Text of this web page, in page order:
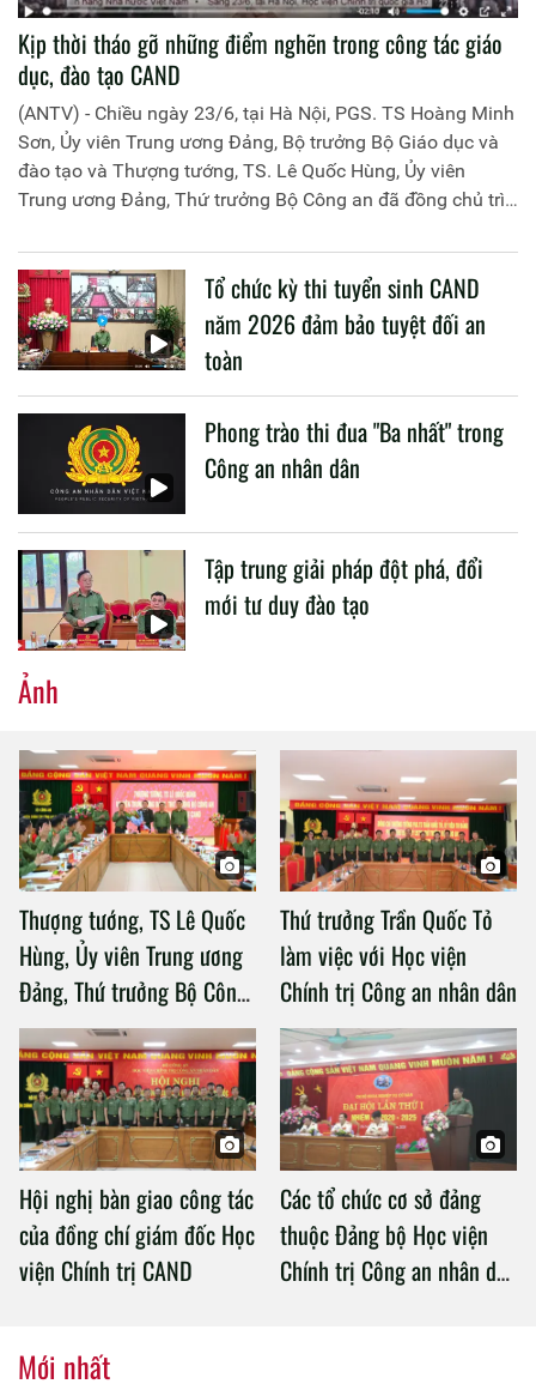
Kịp thời tháo gỡ những điểm nghẽn trong công tác giáo
dục, đào tạo CAND
(ANTV) - Chiều ngày 23/6, tại Hà Nội, PGS. TS Hoàng Minh
Sơn, Ủy viên Trung ương Đảng, Bộ trưởng Bộ Giáo dục và
đào tạo và Thượng tướng, TS. Lê Quốc Hùng, Ủy viên
Trung ương Đảng, Thứ trưởng Bộ Công an đã đồng chủ trì
liên quan đến công tác giáo dục và đào tạo của lực lượng
CAND.
Tổ chức kỳ thi tuyển sinh CAND
năm 2026 đảm bảo tuyệt đối an
toàn
Phong trào thi đua "Ba nhất" trong
Công an nhân dân
Tập trung giải pháp đột phá, đổi
mới tư duy đào tạo
Ảnh
Thượng tướng, TS Lê Quốc
Hùng, Ủy viên Trung ương
Đảng, Thứ trưởng Bộ Công
an làm việc với Học viện
Chính trị Công an nhân dân
Thứ trưởng Trần Quốc Tỏ
làm việc với Học viện
Chính trị Công an nhân dân
Hội nghị bàn giao công tác
của đồng chí giám đốc Học
viện Chính trị CAND
Các tổ chức cơ sở đảng
thuộc Đảng bộ Học viện
Chính trị Công an nhân dân
Mới nhất